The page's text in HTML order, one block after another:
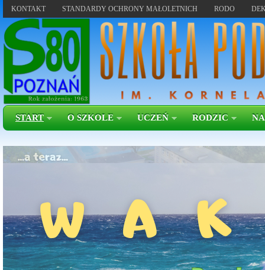
KONTAKT STANDARDY OCHRONY MAŁOLETNICH RODO
START O SZKOLE UCZEŃ RODZIC